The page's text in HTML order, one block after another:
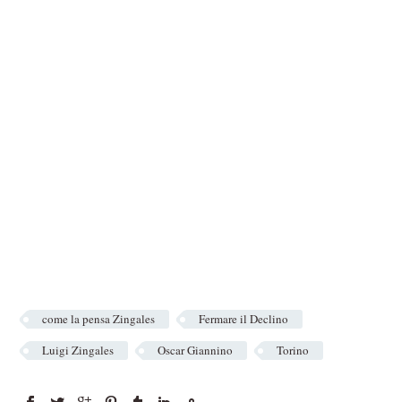
come la pensa Zingales
Fermare il Declino
Luigi Zingales
Oscar Giannino Torino